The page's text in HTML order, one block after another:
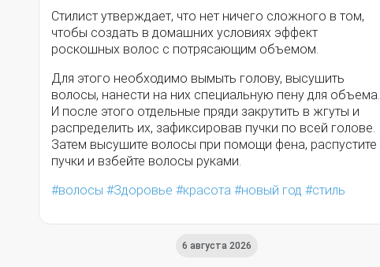
Стилист утверждает, что нет ничего сложного в том,
чтобы создать в домашних условиях эффект
роскошных волос с потрясающим объемом.
Для этого необходимо вымыть голову, высушить
волосы, нанести на них специальную пену для объема.
И после этого отдельные пряди закрутить в жгуты и
распределить их, зафиксировав пучки по всей голове.
Затем высушите волосы при помощи фена, распустите
пучки и взбейте волосы руками.
волосы
Здоровье красота новый год стиль
6 августа 2026